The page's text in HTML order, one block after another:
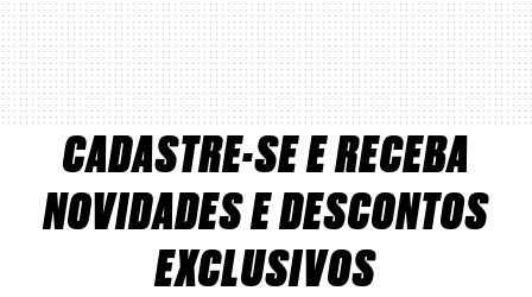
CADASTRE-SE E RECEBA
NOVIDADES E DESCONTOS
EXCLUSIVOS